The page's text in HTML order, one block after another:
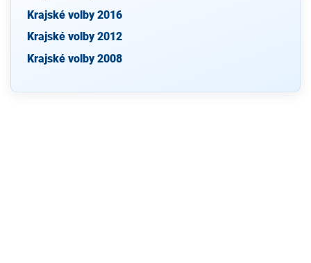
Krajské volby 2016
Krajské volby 2012
Krajské volby 2008